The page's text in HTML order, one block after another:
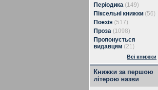
Періодика (149)
Піксельні книжки (56)
Поезія (517)
Проза (1098)
Пропонується
видавцям (21)
Всі книжки
Книжки за першою
літерою назви